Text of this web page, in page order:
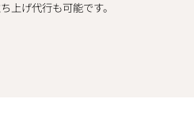
上げ代行も可能です。